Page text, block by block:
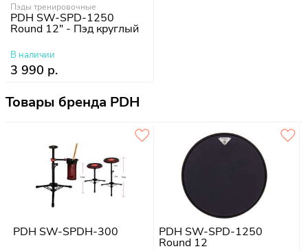
Пэды тренировочные
PDH SW-SPD-1250
Round 12" - Пэд круглый
В наличии
3 990 р.
Товары бренда PDH
PDH SW-SPDH-300 PDH SW-SPD-1250
Round 12